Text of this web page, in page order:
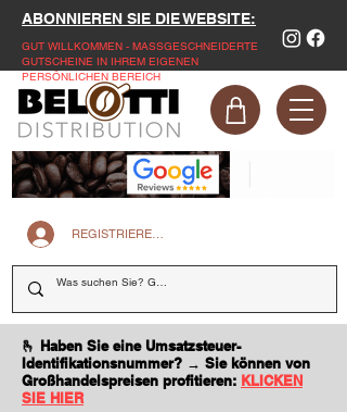
ABONNIEREN SIE DIE WEBSITE:
GUT WILLKOMMEN - MASSGESCHNEIDERTE
GUTSCHEINE IN IHREM EIGENEN
PERSÖNLICHEN BEREICH
REGISTRIEREN SIE SICH AUF DER WEBSITE
🫰 Haben Sie eine Umsatzsteuer-
Identifikationsnummer? → Sie können von
Großhandelspreisen profitieren: KLICKEN
SIE HIER